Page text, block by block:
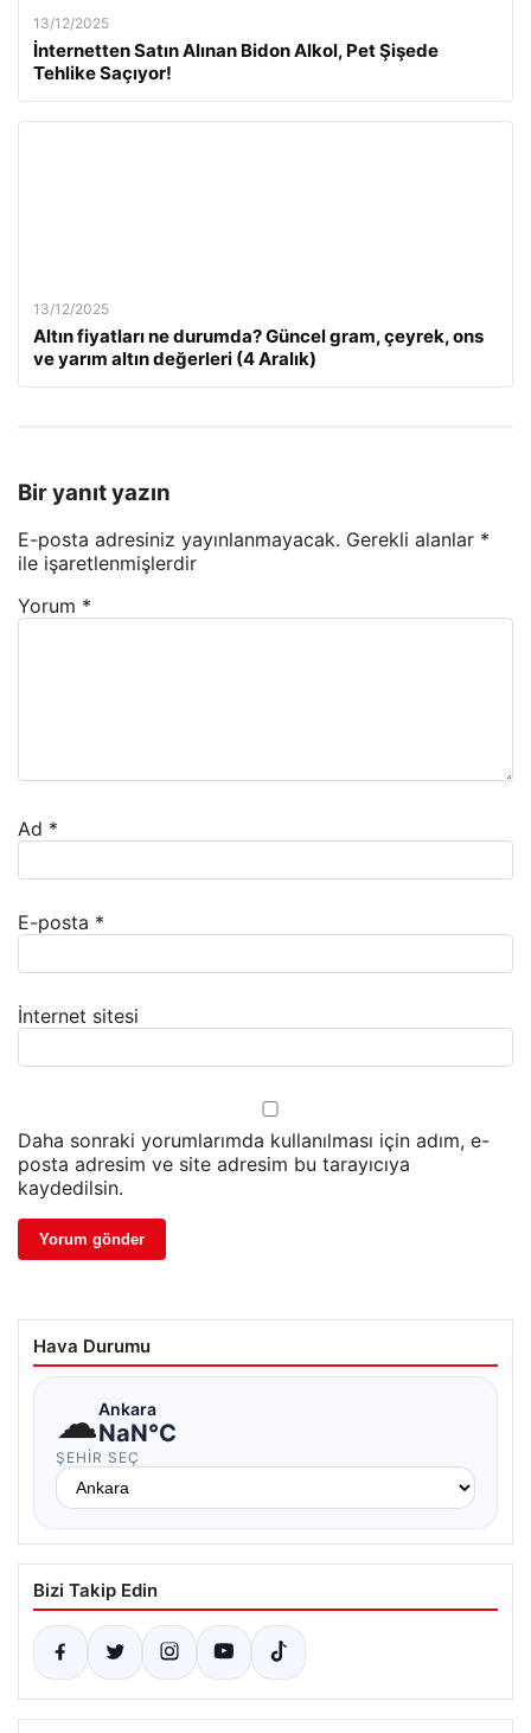
13/12/2025
İnternetten Satın Alınan Bidon Alkol, Pet Şişede
Tehlike Saçıyor!
13/12/2025
Altın fiyatları ne durumda? Güncel gram, çeyrek, ons
ve yarım altın değerleri (4 Aralık)
Bir yanıt yazın
E-posta adresiniz yayınlanmayacak. Gerekli alanlar *
ile işaretlenmişlerdir
Yorum *
Ad *
E-posta *
İnternet sitesi
Daha sonraki yorumlarımda kullanılması için adım, e-
posta adresim ve site adresim bu tarayıcıya
kaydedilsin.
Hava Durumu
☁Ankara
NaN°C
ŞEHIR SEÇ
Bizi Takip Edin